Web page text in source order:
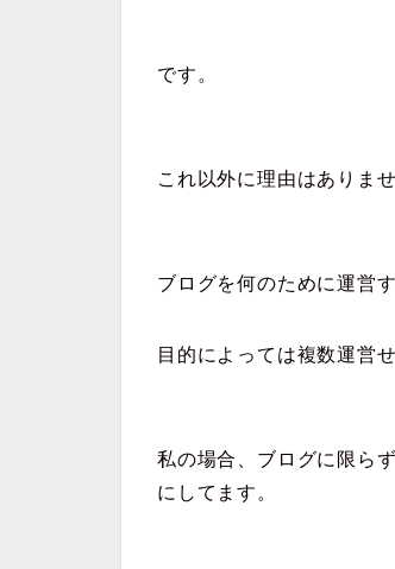
です。
これ以外に理由はありませ
ブログを何のために運営
目的によっては複数運営
私の場合、ブログに限ら
にしてます。